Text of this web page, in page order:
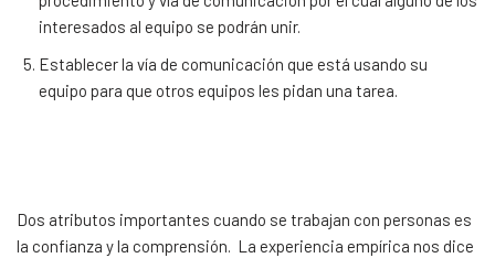
interesados al equipo se podrán unir.
Establecer la vía de comunicación que está usando su
equipo para que otros equipos les pidan una tarea.
Dos atributos importantes cuando se trabajan con personas es
la confianza y la comprensión. La experiencia empírica nos dice